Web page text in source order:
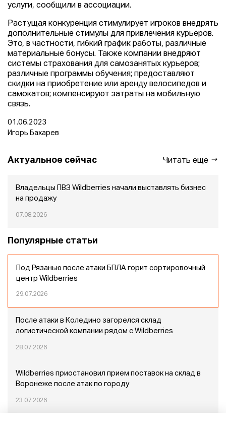
услуги, сообщили в ассоциации.
Растущая конкуренция стимулирует игроков внедрять
дополнительные стимулы для привлечения курьеров.
Это, в частности, гибкий график работы, различные
материальные бонусы. Также компании внедряют
системы страхования для самозанятых курьеров;
различные программы обучения; предоставляют
скидки на приобретение или аренду велосипедов и
самокатов; компенсируют затраты на мобильную
связь.
01.06.2023
Игорь Бахарев
Актуальное сейчас Читать еще
Владельцы ПВЗ Wildberries начали выставлять бизнес
на продажу
07.08.2026
Популярные статьи
Под Рязанью после атаки БПЛА горит сортировочный
центр Wildberries
29.07.2026
После атаки в Коледино загорелся склад
логистической компании рядом с Wildberries
28.07.2026
Wildberries приостановил прием поставок на склад в
Воронеже после атак по городу
23.07.2026